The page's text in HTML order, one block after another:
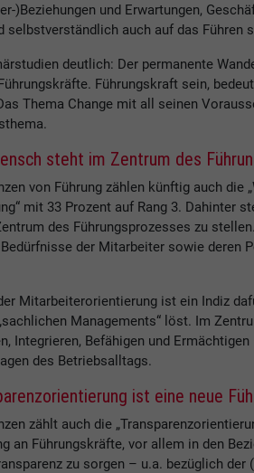
)Beziehungen und Erwartungen,
selbstverständlich auch auf das Führen
deutlich: Der permanente
Führungskraft sein,
Thema Change mit all seinen
steht im Zentrum des
von Führung zählen künftig auch die
mit 33 Prozent auf Rang 3. Dahinter
des Führungsprozesses zu
der Mitarbeiter sowie deren
Mitarbeiterorientierung ist ein Indiz
Managements“ löst. Im
Integrieren, Befähigen und
des Betriebsalltags.
ist eine neue
zählt auch die
an Führungskräfte, vor allem in den
zu sorgen – u.a. bezüglich der